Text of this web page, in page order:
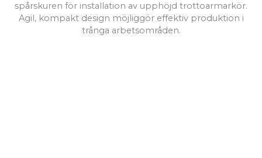
spårskuren för installation av upphöjd trottoarmarkör.
Agil, kompakt design möjliggör effektiv produktion i
trånga arbetsområden.